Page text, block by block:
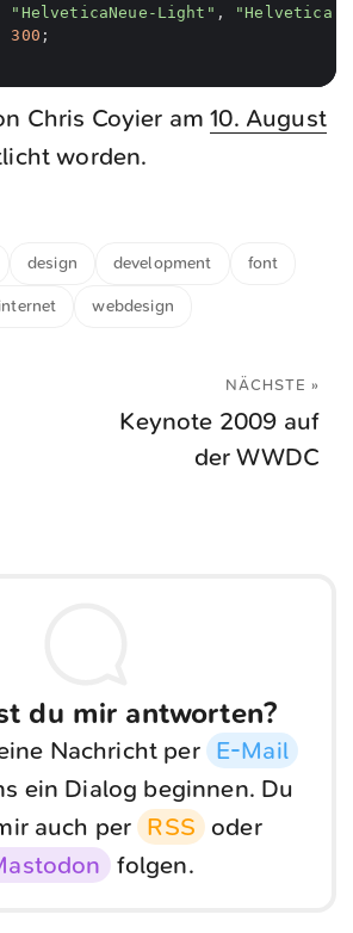
"HelveticaNeue-Light" ,
"Helvetica
300 ;
Chris Coyier am10. August
worden.
design development font
internet webdesign
NÄCHSTE »
Keynote 2009 auf
der WWDC
du mir antworten?
Nachricht per E-Mail
ein Dialog beginnen. Du
auch per RSS oder
folgen.